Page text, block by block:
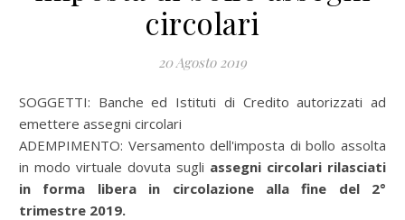
circolari
20 Agosto 2019
SOGGETTI: Banche ed Istituti di Credito autorizzati ad
emettere assegni circolari
ADEMPIMENTO: Versamento dell'imposta di bollo assolta
in modo virtuale dovuta sugli assegni circolari rilasciati
in forma libera in circolazione alla fine del 2°
trimestre 2019.